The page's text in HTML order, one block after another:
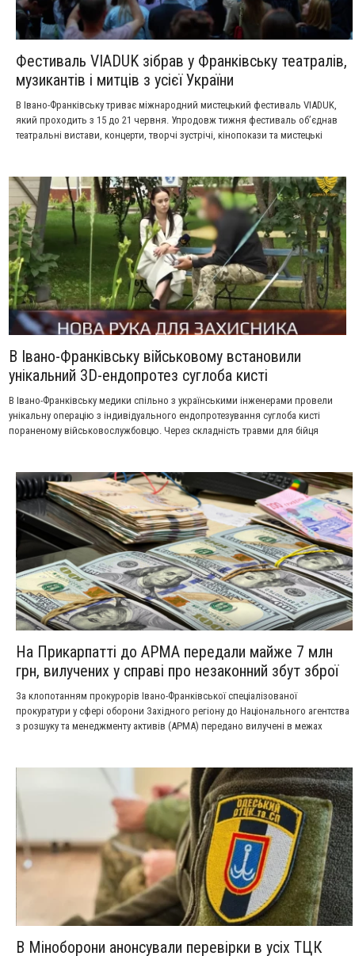
Фестиваль VIADUK зібрав у Франківську театралів,
музикантів і митців з усієї України
В Івано-Франківську триває міжнародний мистецький фестиваль VIADUK,
який проходить з 15 до 21 червня. Упродовж тижня фестиваль об’єднав
театральні вистави, концерти, творчі зустрічі, кінопокази та мистецькі
В Івано-Франківську військовому встановили
унікальний 3D-ендопротез суглоба кисті
В Івано-Франківську медики спільно з українськими інженерами провели
унікальну операцію з індивідуального ендопротезування суглоба кисті
пораненому військовослужбовцю. Через складність травми для бійця
На Прикарпатті до АРМА передали майже 7 млн
грн, вилучених у справі про незаконний збут зброї
За клопотанням прокурорів Івано-Франківської спеціалізованої
прокуратури у сфері оборони Західного регіону до Національного агентства
з розшуку та менеджменту активів (АРМА) передано вилучені в межах
В Міноборони анонсували перевірки в усіх ТЦК